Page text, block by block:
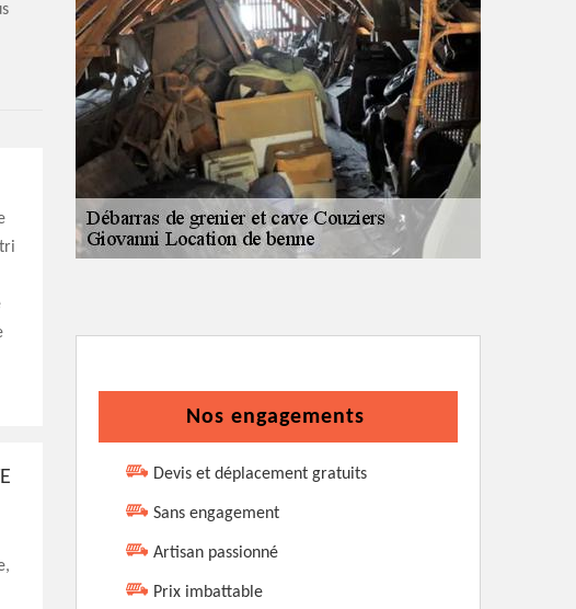
Nos engagements
Devis et déplacement gratuits
Sans engagement
Artisan passionné
Prix imbattable